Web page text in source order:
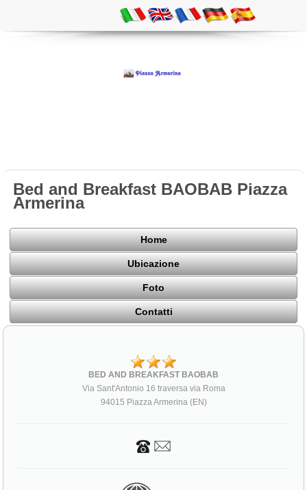
Bed and Breakfast BAOBAB Piazza
Armerina
Home
Ubicazione
Foto
Contatti
BED AND BREAKFAST BAOBAB
Via Sant'Antonio 16 traversa via Roma
94015 Piazza Armerina (EN)